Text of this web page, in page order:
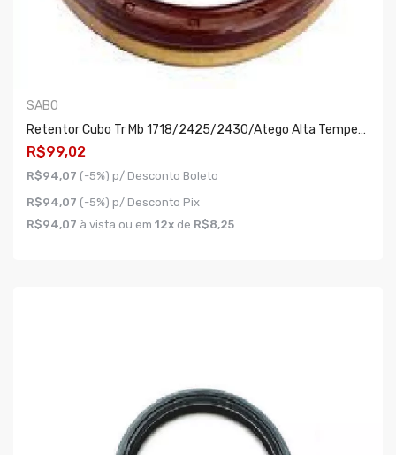
SABO
Retentor Cubo Tr Mb 1718/2425/2430/atego Alta Temperatura
R$99,02
R$94,07 (-5%) p/ Desconto Boleto
R$94,07 (-5%) p/ Desconto Pix
R$94,07 à vista ou em 12x de R$8,25